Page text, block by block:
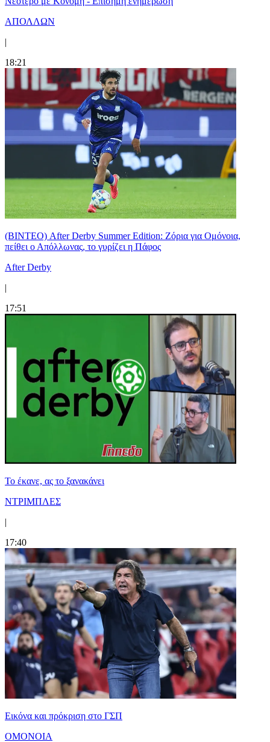
ΑΠΟΛΛΩΝ
|
18:21
(ΒΙΝΤΕΟ) After Derby Summer Edition: Ζόρια για Ομόνοια,
πείθει ο Απόλλωνας, το γυρίζει η Πάφος
After Derby
|
17:51
Το έκανε, ας το ξανακάνει
ΝΤΡΙΜΠΛΕΣ
|
17:40
Εικόνα και πρόκριση στο ΓΣΠ
ΟΜΟΝΟΙΑ